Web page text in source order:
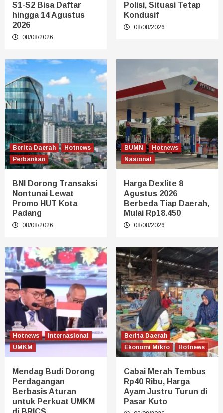
S1-S2 Bisa Daftar
hingga 14 Agustus
2026
08/08/2026
Polisi, Situasi Tetap
Kondusif
08/08/2026
Berita Daerah
Hotnews
Perbankan
BNI Dorong Transaksi
Nontunai Lewat
Promo HUT Kota
Padang
08/08/2026
BUMN
Hotnews
Nasional
Harga Dexlite 8
Agustus 2026
Berbeda Tiap Daerah,
Mulai Rp18.450
08/08/2026
Hotnews
Internasional
UMKM
Mendag Budi Dorong
Perdagangan
Berbasis Aturan
untuk Perkuat UMKM
di BRICS
Berita Daerah
Ekonomi Mikro
Hotnews
Cabai Merah Tembus
Rp40 Ribu, Harga
Ayam Justru Turun di
Pasar Kuto